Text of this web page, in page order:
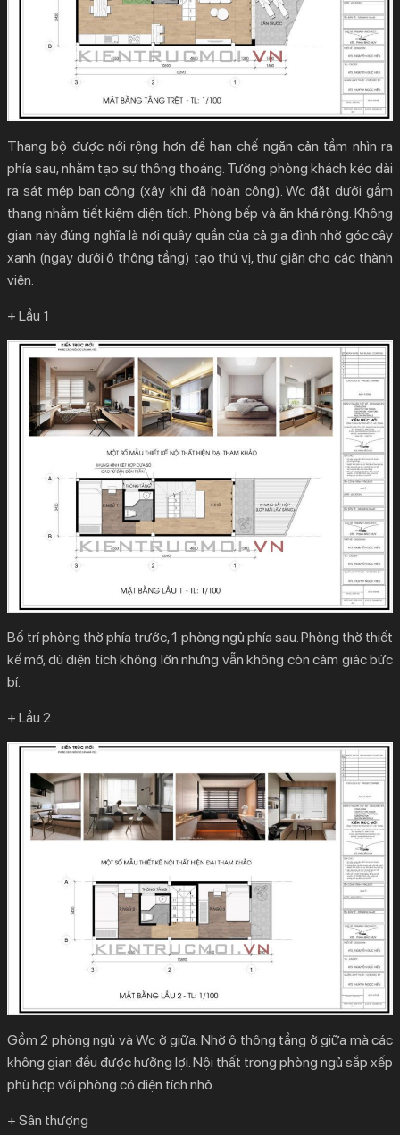
Thang bộ được nới rộng hơn để hạn chế ngăn cản tầm nhìn ra
phía sau, nhằm tạo sự thông thoáng. Tường phòng khách kéo dài
ra sát mép ban công (xây khi đã hoàn công). Wc đặt dưới gầm
thang nhằm tiết kiệm diện tích. Phòng bếp và ăn khá rộng. Không
gian này đúng nghĩa là nơi quây quần của cả gia đình nhờ góc cây
xanh (ngay dưới ô thông tầng) tạo thú vị, thư giãn cho các thành
viên.
+ Lầu 1
Bố trí phòng thờ phía trước, 1 phòng ngủ phía sau. Phòng thờ thiết
kế mở, dù diện tích không lớn nhưng vẫn không còn cảm giác bức
bí.
+ Lầu 2
Gồm 2 phòng ngủ và Wc ở giữa. Nhờ ô thông tầng ở giữa mà các
không gian đều được hưởng lợi. Nội thất trong phòng ngủ sắp xếp
phù hợp với phòng có diện tích nhỏ.
+ Sân thượng